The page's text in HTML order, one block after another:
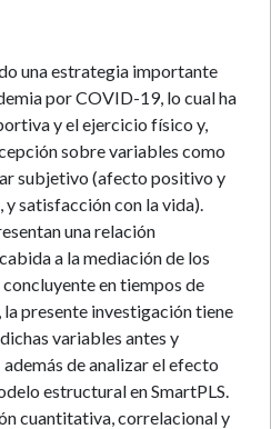
una estrategia importante
por COVID-19, lo cual ha
y el ejercicio físico y,
sobre variables como
subjetivo (afecto positivo y
satisfacción con la vida).
una relación
a la mediación de los
en tiempos de
presente investigación tiene
variables antes y
de analizar el efecto
estructural en SmartPLS.
cuantitativa, correlacional y